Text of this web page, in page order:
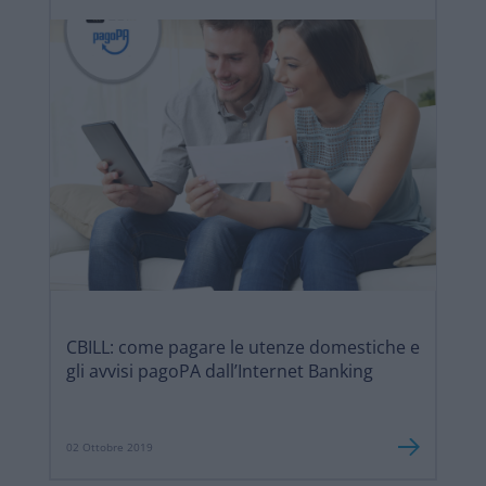
CBILL: come pagare le utenze domestiche e
gli avvisi pagoPA dall’Internet Banking
02 Ottobre 2019